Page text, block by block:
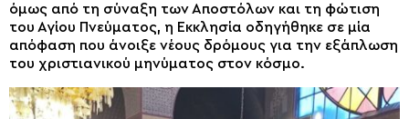
όμως από τη σύναξη των Αποστόλων και τη φώτιση
του Αγίου Πνεύματος, η Εκκλησία οδηγήθηκε σε μία
απόφαση που άνοιξε νέους δρόμους για την εξάπλωση
του χριστιανικού μηνύματος στον κόσμο.